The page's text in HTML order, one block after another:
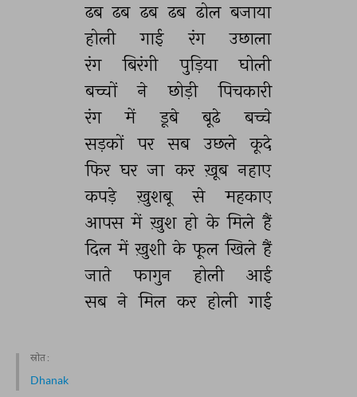
ढब ढब ढब ढब ढोल बजाया
होली
गाई रंग
उछाला
रंग
बिरंगी पुड़िया
घोली
बच्चों
ने छोड़ी
पिचकारी
रंग
में डूबे बूढे
बच्चे
सड़कों पर सब उछले कूदे
फिर घर जा कर ख़ूब नहाए
कपड़े
ख़ुशबू से
महकाए
आपस में ख़ुश हो के मिले हैं
दिल में ख़ुशी के फूल खिले हैं
जाते
फागुन होली
आई
सब ने मिल कर होली गाई
स्रोत :
Dhanak